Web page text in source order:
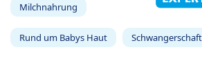
Milchnahrung
Rund um Babys Haut Schwangerschaft